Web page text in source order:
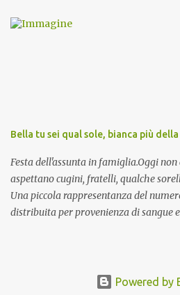
preghiera.
Bella tu sei qual sole, bianca più della
Festa dell'assunta in famiglia.Oggi non
aspettano cugini, fratelli, qualche
Una piccola rappresentanza del
distribuita per provenienza di sangue
Powered by